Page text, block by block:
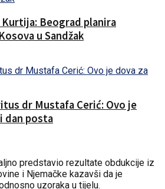
Beograd planira
u Sandžak
dr Mustafa Cerić: Ovo je
dan posta
predstavio rezultate obdukcije iz
i Njemačke kazavši da je
uzoraka u tijelu.